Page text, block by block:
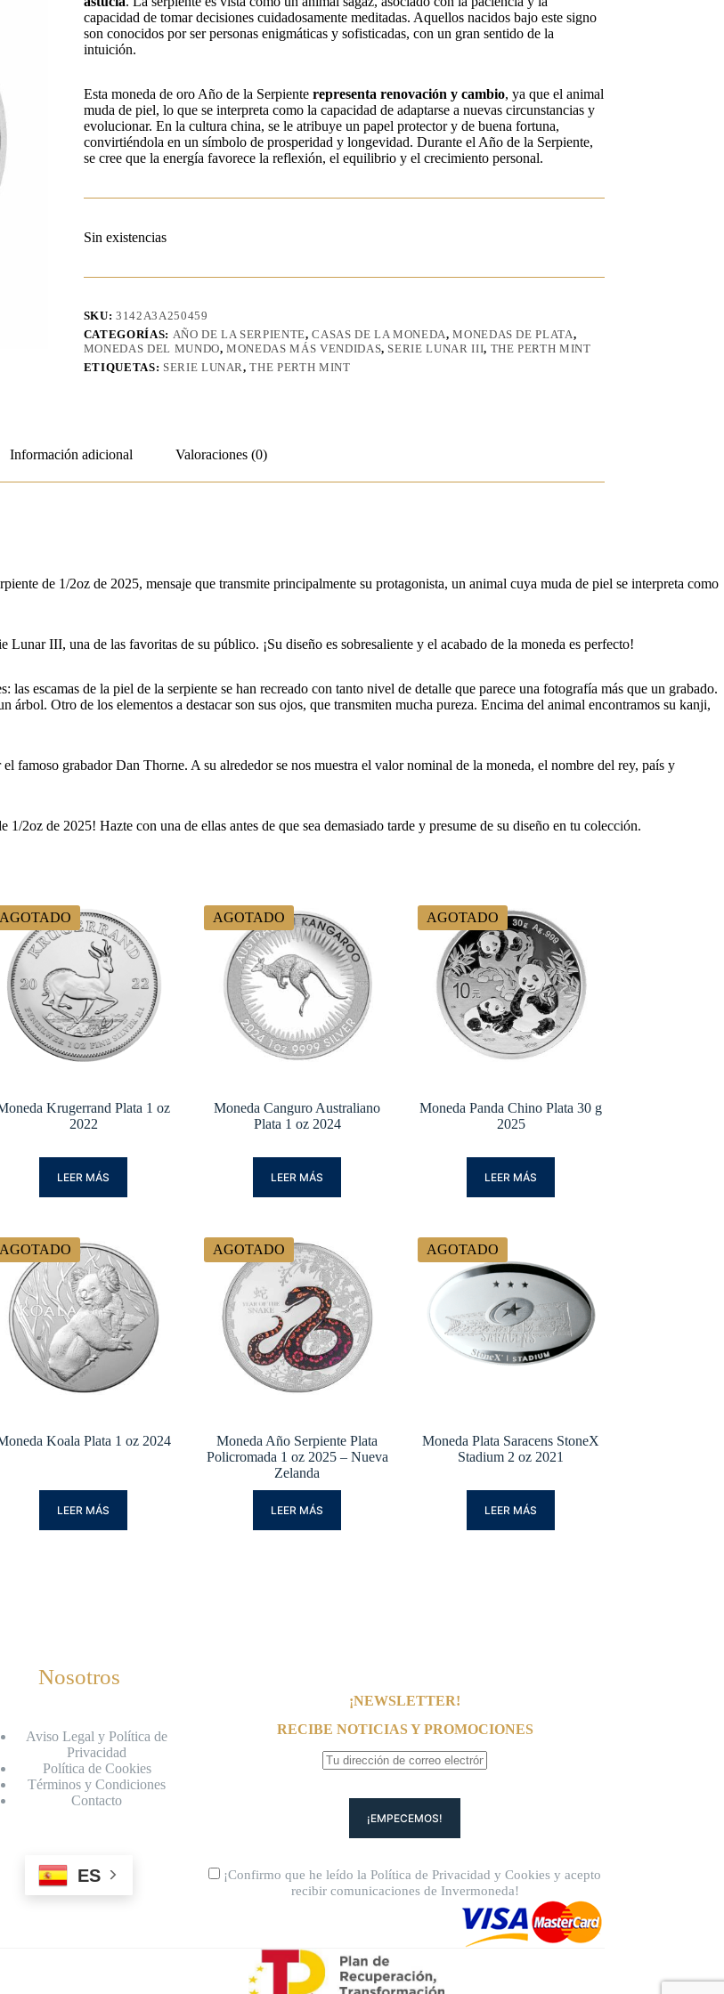
capacidad de tomar decisiones cuidadosamente meditadas. Aquellos nacidos bajo este signo
son conocidos por ser personas enigmáticas y sofisticadas, con un gran sentido de la
intuición.
Esta moneda de oro Año de la Serpiente representa renovación y cambio, ya que el animal
muda de piel, lo que se interpreta como la capacidad de adaptarse a nuevas circunstancias y
evolucionar. En la cultura china, se le atribuye un papel protector y de buena fortuna,
convirtiéndola en un símbolo de prosperidad y longevidad. Durante el Año de la Serpiente,
se cree que la energía favorece la reflexión, el equilibrio y el crecimiento personal.
Sin existencias
SKU:3142A3A250459
CATEGORÍAS: AÑO DE LA SERPIENTE,CASAS DE LA MONEDA,MONEDAS DE PLATA,
MONEDAS DEL MUNDO,MONEDAS MÁS VENDIDAS, SERIE LUNAR III, THE PERTH MINT
ETIQUETAS: SERIE LUNAR,THE PERTH MINT
Información adicional Valoraciones (0)
de 1/2oz de 2025, mensaje que transmite principalmente su protagonista, un animal cuya muda de piel se interpreta como
III, una de las favoritas de su público. ¡Su diseño es sobresaliente y el acabado de la moneda es perfecto!
las escamas de la piel de la serpiente se han recreado con tanto nivel de detalle que parece una fotografía más que un grabado.
Otro de los elementos a destacar son sus ojos, que transmiten mucha pureza. Encima del animal encontramos su kanji,
famoso grabador Dan Thorne. A su alrededor se nos muestra el valor nominal de la moneda, el nombre del rey, país y
2oz de 2025! Hazte con una de ellas antes de que sea demasiado tarde y presume de su diseño en tu colección.
AGOTADO
Krugerrand Plata 1 oz
2022
LEER MÁS
AGOTADO
Moneda Canguro Australiano
Plata 1 oz 2024
LEER MÁS
AGOTADO
Moneda Panda Chino Plata 30 g
2025
LEER MÁS
AGOTADO
Koala Plata 1 oz 2024
LEER MÁS
AGOTADO
Moneda Año Serpiente Plata
Policromada 1 oz 2025 – Nueva
Zelanda
LEER MÁS
AGOTADO
Moneda Plata Saracens StoneX
Stadium 2 oz 2021
LEER MÁS
Nosotros
Aviso Legal y Política de
Privacidad
Política de Cookies
Términos y Condiciones
Contacto
ES
¡NEWSLETTER!
RECIBE NOTICIAS Y PROMOCIONES
¡Confirmo que he leído laPolítica de Privacidad yCookies y acepto
recibir comunicaciones de Invermoneda!